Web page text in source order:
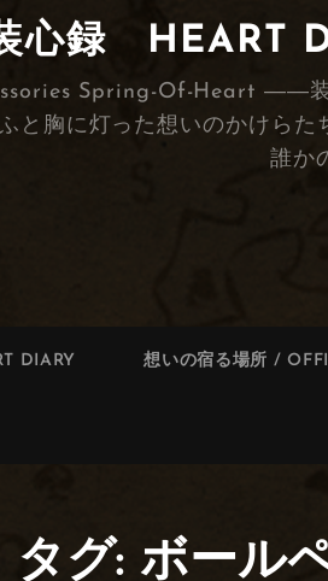
心録 HEART
Spring-Of-Heart ――装
と胸に灯った想いのかけら
誰か
DIARY 想いの宿る場所 /
タグ: ボール